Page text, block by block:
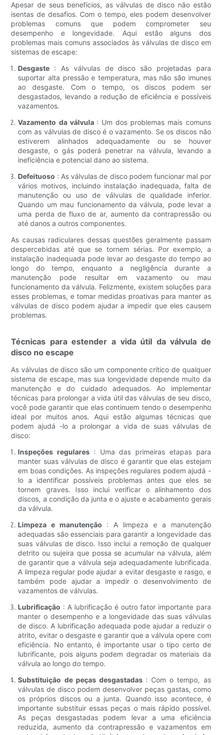
Apesar de seus benefícios, as válvulas de disco não estão
isentas de desafios. Com o tempo, eles podem desenvolver
problemas comuns que podem comprometer seu
desempenho e longevidade. Aqui estão alguns dos
problemas mais comuns associados às válvulas de disco em
sistemas de escape:
Desgaste : As válvulas de disco são projetadas para
suportar alta pressão e temperatura, mas não são imunes
ao desgaste. Com o tempo, os discos podem ser
desgastados, levando a redução de eficiência e possíveis
vazamentos.
Vazamento da válvula : Um dos problemas mais comuns
com as válvulas de disco é o vazamento. Se os discos não
estiverem alinhados adequadamente ou se houver
desgaste, o gás poderá penetrar na válvula, levando a
ineficiência e potencial dano ao sistema.
Defeituoso : As válvulas de disco podem funcionar mal por
vários motivos, incluindo instalação inadequada, falta de
manutenção ou uso de válvulas de qualidade inferior.
Quando um mau funcionamento da válvula, pode levar a
uma perda de fluxo de ar, aumento da contrapressão ou
até danos a outros componentes.
As causas radiculares dessas questões geralmente passam
despercebidas até que se tornem sérias. Por exemplo, a
instalação inadequada pode levar ao desgaste do tempo ao
longo do tempo, enquanto a negligência durante a
manutenção pode resultar em vazamento ou mau
funcionamento da válvula. Felizmente, existem soluções para
esses problemas, e tomar medidas proativas para manter as
válvulas de disco podem ajudar a impedir que eles causem
problemas.
Técnicas para estender a vida útil da válvula de
disco no escape
As válvulas de disco são um componente crítico de qualquer
sistema de escape, mas sua longevidade depende muito da
manutenção e do cuidado adequados. Ao implementar
técnicas para prolongar a vida útil das válvulas de seu disco,
você pode garantir que elas continuem tendo o desempenho
ideal por muitos anos. Aqui estão algumas técnicas que
podem ajudá -lo a prolongar a vida de suas válvulas de
disco:
Inspeções regulares : Uma das primeiras etapas para
manter suas válvulas de disco é garantir que elas estejam
em boas condições. As inspeções regulares podem ajudá -
lo a identificar possíveis problemas antes que eles se
tornem graves. Isso inclui verificar o alinhamento dos
discos, a condição da junta e o ajuste e acabamento gerais
da válvula.
Limpeza e manutenção : A limpeza e a manutenção
adequadas são essenciais para garantir a longevidade das
suas válvulas de disco. Isso inclui a remoção de qualquer
detrito ou sujeira que possa se acumular na válvula, além
de garantir que a válvula seja adequadamente lubrificada.
A limpeza regular pode ajudar a evitar desgaste e rasgo, e
também pode ajudar a impedir o desenvolvimento de
vazamentos de válvulas.
Lubrificação : A lubrificação é outro fator importante para
manter o desempenho e a longevidade das suas válvulas
de disco. A lubrificação adequada pode ajudar a reduzir o
atrito, evitar o desgaste e garantir que a válvula opere com
eficiência. No entanto, é importante usar o tipo certo de
lubrificante, pois alguns podem degradar os materiais da
válvula ao longo do tempo.
Substituição de peças desgastadas : Com o tempo, as
válvulas de disco podem desenvolver peças gastas, como
os próprios discos ou a junta. Quando isso acontece, é
importante substituir essas peças o mais rápido possível.
As peças desgastadas podem levar a uma eficiência
reduzida, aumento da contrapressão e vazamentos em